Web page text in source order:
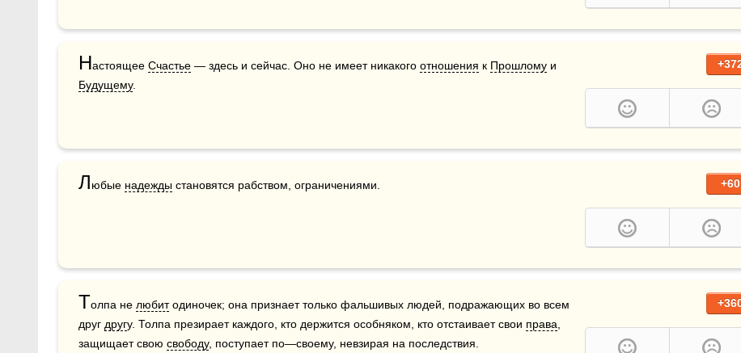
Настоящее Счастье — здесь и сейчас. Оно не имеет никакого отношения к Прошлому
Будущему.
+60
Любые надежды становятся рабством, ограничениями.
Толпа не любит одиночек; она признает только фальшивых людей, подражающих во всем
друг другу. Толпа презирает каждого, кто держится особняком, кто отстаивает свои права
защищает свою свободу, поступает по—своему, невзирая на последствия.